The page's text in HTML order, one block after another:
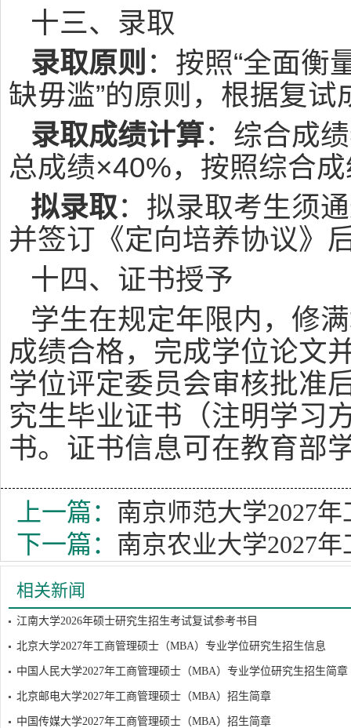
十三、录取
录取原则 ：按照“全面衡
缺毋滥”的原则，根据复
录取成绩计算：综合成
总成绩×40%，按照综合
拟录取：拟录取考生须
并签订《定向培养协议》
十四、证书授予
学生在规定年限内，修
成绩合格，完成学位论文
学位评定委员会审核批准
究生毕业证书（注明学习
书。证书信息可在教育部
上一篇： 南京师范大学2027
下一篇： 南京农业大学2027
相关新闻
江南大学2026年硕士研究生招生考试复试参考书目
北京大学2027年工商管理硕士（MBA）专业学位研究生招生信息
中国人民大学2027年工商管理硕士（MBA）专业学位研究生招生简章
北京邮电大学2027年工商管理硕士（MBA）招生简章
中国传媒大学2027年工商管理硕士（MBA）招生简章